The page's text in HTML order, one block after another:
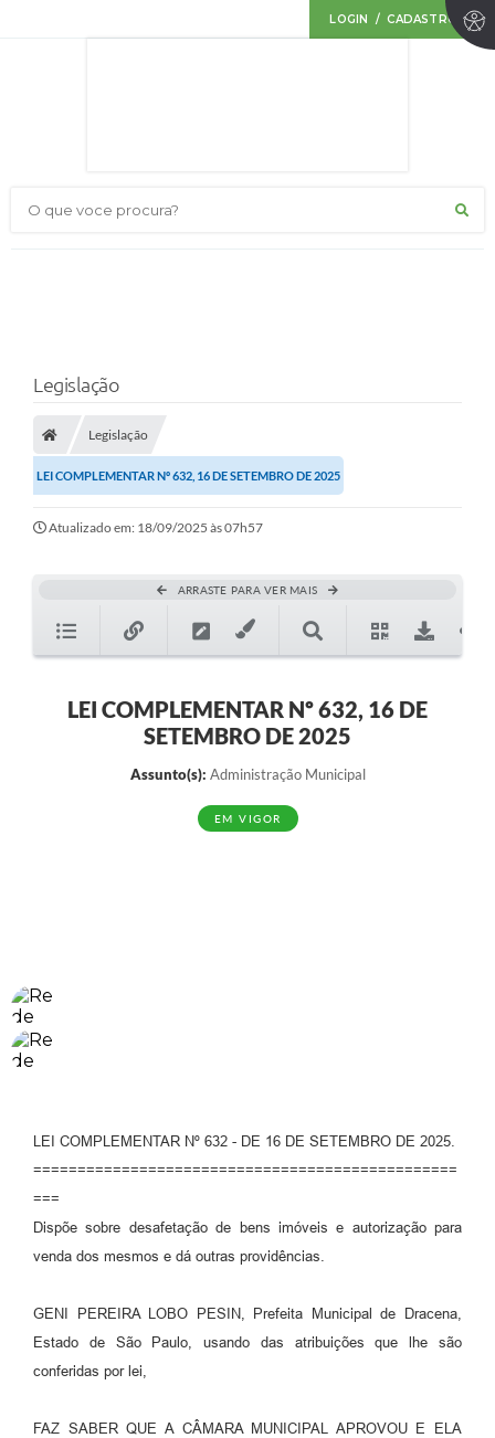
LOGIN / CADASTRO
O que voce procura?
Legislação
Legislação
LEI COMPLEMENTAR Nº 632, 16 DE SETEMBRO DE 2025
Atualizado em: 18/09/2025 às 07h57
ARRASTE PARA VER MAIS
LEI COMPLEMENTAR Nº 632, 16 DE
SETEMBRO DE 2025
Assunto(s): Administração Municipal
EM VIGOR
LEI COMPLEMENTAR Nº 632 - DE 16 DE SETEMBRO DE 2025.
================================================
===
Dispõe sobre desafetação de bens imóveis e autorização para
venda dos mesmos e dá outras providências.
GENI PEREIRA LOBO PESIN, Prefeita Municipal de Dracena,
Estado de São Paulo, usando das atribuições que lhe são
conferidas por lei,
FAZ SABER QUE A CÂMARA MUNICIPAL APROVOU E ELA